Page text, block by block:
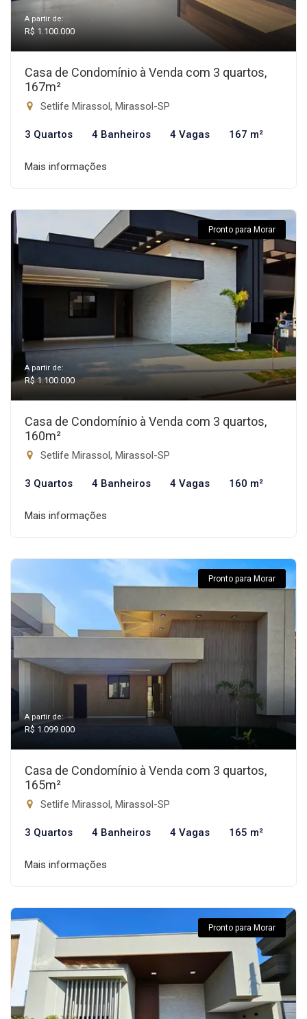
A partir de:
R$ 1.100.000
Casa de Condomínio à Venda com 3 quartos,
167m²
Setlife Mirassol, Mirassol-SP
3 Quartos 4 Banheiros 4 Vagas 167 m²
Mais informações
Pronto para Morar
A partir de:
R$ 1.100.000
Casa de Condomínio à Venda com 3 quartos,
160m²
Setlife Mirassol, Mirassol-SP
3 Quartos 4 Banheiros 4 Vagas 160 m²
Mais informações
Pronto para Morar
A partir de:
R$ 1.099.000
Casa de Condomínio à Venda com 3 quartos,
165m²
Setlife Mirassol, Mirassol-SP
3 Quartos 4 Banheiros 4 Vagas 165 m²
Mais informações
Pronto para Morar